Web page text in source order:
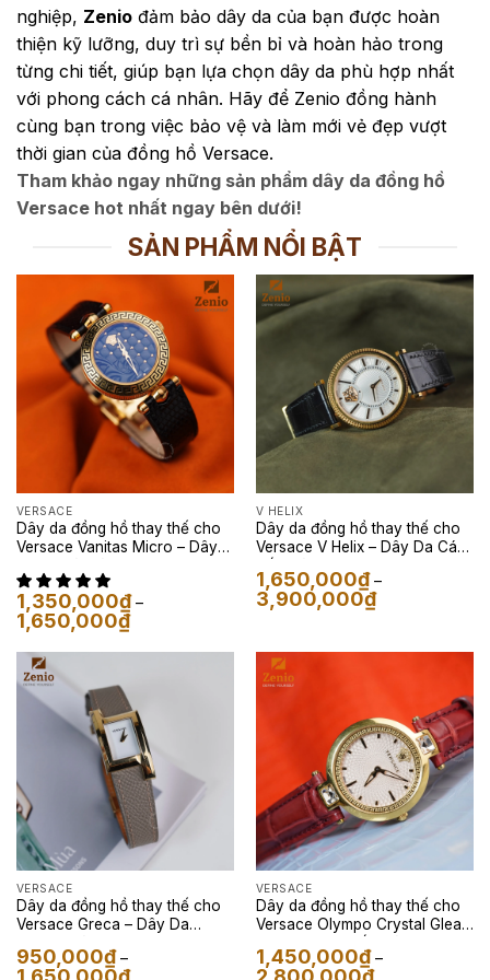
nghiệp, Zenio đảm bảo dây da của bạn được hoàn
thiện kỹ lưỡng, duy trì sự bền bỉ và hoàn hảo trong
từng chi tiết, giúp bạn lựa chọn dây da phù hợp nhất
với phong cách cá nhân. Hãy để Zenio đồng hành
cùng bạn trong việc bảo vệ và làm mới vẻ đẹp vượt
thời gian của đồng hồ Versace.
Tham khảo ngay những sản phẩm dây da đồng hồ
Versace hot nhất ngay bên dưới!
SẢN PHẨM NỔI BẬT
VERSACE
Dây da đồng hồ thay thế cho
Versace Vanitas Micro – Dây
1,350,000₫ –
1,650,000₫Khoảng
giá:
V HELIX
Dây da đồng hồ thay thế cho
Versace V Helix – Dây Da Cá
1,650,000₫ –
3,900,000₫Khoảng
giá:
đến
VERSACE
Dây da đồng hồ thay thế cho
Versace Greca – Dây Da
950,000₫ –
Khoảng
VERSACE
Dây da đồng hồ thay thế cho
Versace Olympo Crystal Gleam
– Dây Da Cá Sấu Màu Đỏ
1,450,000₫ –
Khoảng